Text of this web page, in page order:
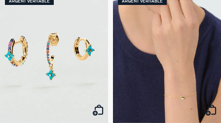
ARGENT VÉRITABLE ARGENT VÉRITABLE